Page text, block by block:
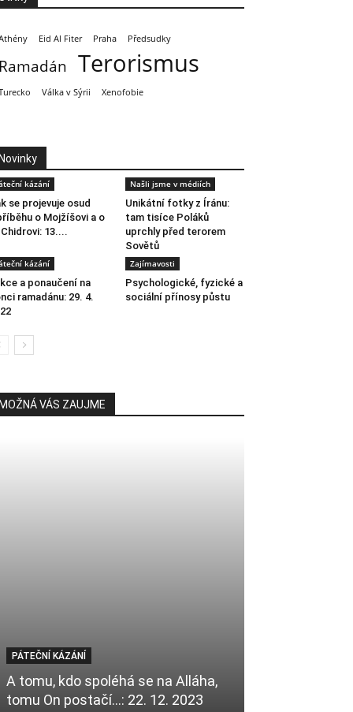
Eid Al Fiter Praha Předsudky
Ramadán Terorismus
Válka v Sýrii Xenofobie
Novinky
kázání
se projevuje osud
o Mojžíšovi a o
13....
Našli jsme v médiích
Unikátní fotky z Íránu:
tam tisíce Poláků
uprchly před terorem
Sovětů
kázání
a ponaučení na
ramadánu: 29. 4.
Zajímavosti
Psychologické, fyzické a
sociální přínosy půstu
MOŽNÁ VÁS ZAUJME
PÁTEČNÍ KÁZÁNÍ
A tomu, kdo spoléhá se na Alláha,
tomu On postačí…: 22. 12. 2023